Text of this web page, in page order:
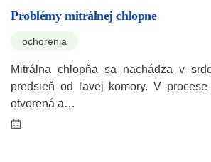
Problémy mitrálnej chlopne
ochorenia
Mitrálna chlopňa sa nachádza v
predsieň od ľavej komory. V
otvorená a…